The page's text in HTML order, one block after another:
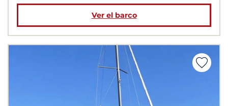
Ver el barco